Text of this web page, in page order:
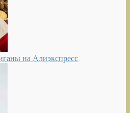
на Алиэкспресс